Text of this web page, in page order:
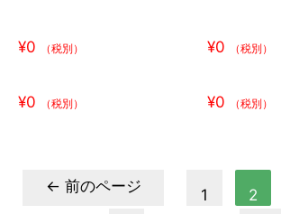
¥0 （税別） ¥0 （税別）
¥0 （税別） ¥0 （税別）
← 前のページ 1 2